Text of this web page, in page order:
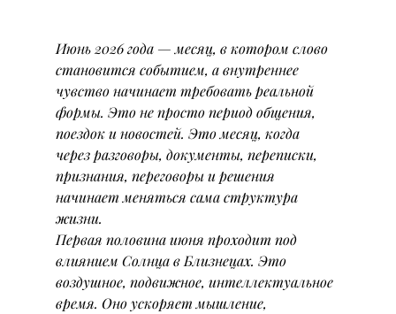
Июнь 2026 года — месяц, в котором слово
становится событием, а внутреннее
чувство начинает требовать реальной
формы. Это не просто период общения,
поездок и новостей. Это месяц, когда
через разговоры, документы, переписки,
признания, переговоры и решения
начинает меняться сама структура
жизни.
Первая половина июня проходит под
влиянием Солнца в Близнецах. Это
воздушное, подвижное, интеллектуальное
время. Оно ускоряет мышление,